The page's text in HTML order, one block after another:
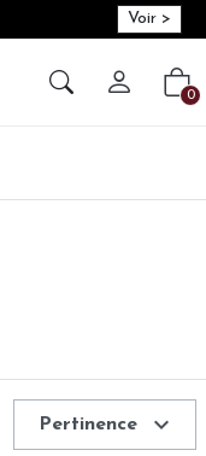
Voir >
Créer 0
Pertinence expand_more